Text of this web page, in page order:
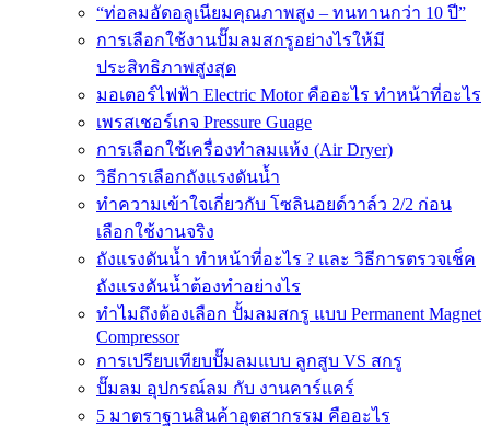
“ท่อลมอัดอลูเนียมคุณภาพสูง – ทนทานกว่า 10 ปี”
การเลือกใช้งานปั๊มลมสกรูอย่างไรให้มี
ประสิทธิภาพสูงสุด
มอเตอร์ไฟฟ้า Electric Motor คืออะไร ทำหน้าที่อะไร
เพรสเชอร์เกจ Pressure Guage
การเลือกใช้เครื่องทำลมแห้ง (Air Dryer)
วิธีการเลือกถังแรงดันน้ำ
ทำความเข้าใจเกี่ยวกับ โซลินอยด์วาล์ว 2/2 ก่อน
เลือกใช้งานจริง
ถังแรงดันน้ำ ทำหน้าที่อะไร ? และ วิธีการตรวจเช็ค
ถังแรงดันน้ำต้องทำอย่างไร
ทำไมถึงต้องเลือก ปั้มลมสกรู แบบ Permanent Magnet
Compressor
การเปรียบเทียบปั๊มลมแบบ ลูกสูบ VS สกรู
ปั๊มลม อุปกรณ์ลม กับ งานคาร์แคร์
5 มาตราฐานสินค้าอุตสากรรม คืออะไร